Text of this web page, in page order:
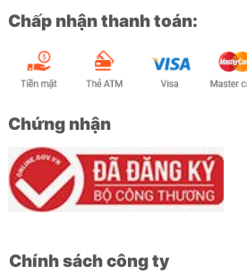
Chấp nhận thanh toán:
Chứng nhận
Chính sách công ty